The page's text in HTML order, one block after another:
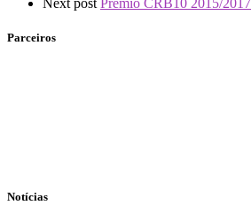
Parceiros
Notícias